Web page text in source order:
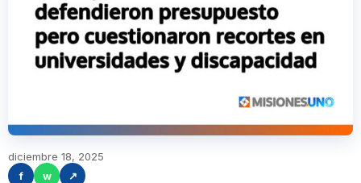
diciembre 18, 2025
f
w ↗